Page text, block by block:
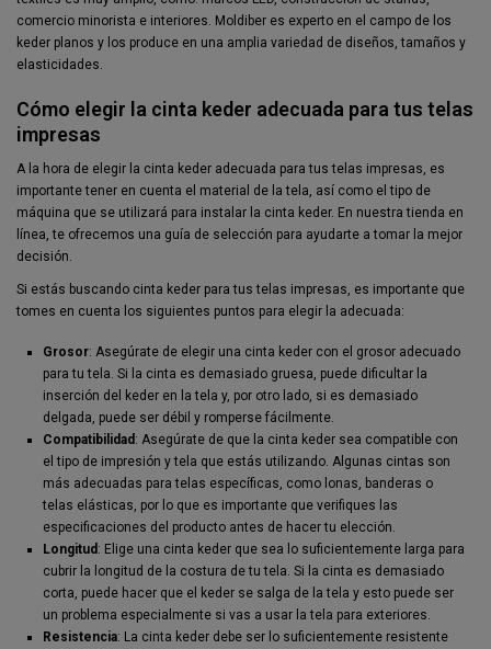
comercio minorista e interiores. Moldiber es experto en el campo de los
keder planos y los produce en una amplia variedad de diseños, tamaños y
elasticidades.
Cómo elegir la cinta keder adecuada para tus telas
impresas
A la hora de elegir la cinta keder adecuada para tus telas impresas, es
importante tener en cuenta el material de la tela, así como el tipo de
máquina que se utilizará para instalar la cinta keder. En nuestra tienda en
línea, te ofrecemos una guía de selección para ayudarte a tomar la mejor
decisión.
Si estás buscando cinta keder para tus telas impresas, es importante que
tomes en cuenta los siguientes puntos para elegir la adecuada:
Grosor: Asegúrate de elegir una cinta keder con el grosor adecuado
para tu tela. Si la cinta es demasiado gruesa, puede dificultar la
inserción del keder en la tela y, por otro lado, si es demasiado
delgada, puede ser débil y romperse fácilmente.
Compatibilidad : Asegúrate de que la cinta keder sea compatible con
el tipo de impresión y tela que estás utilizando. Algunas cintas son
más adecuadas para telas específicas, como lonas, banderas o
telas elásticas, por lo que es importante que verifiques las
especificaciones del producto antes de hacer tu elección.
Longitud : Elige una cinta keder que sea lo suficientemente larga para
cubrir la longitud de la costura de tu tela. Si la cinta es demasiado
corta, puede hacer que el keder se salga de la tela y esto puede ser
un problema especialmente si vas a usar la tela para exteriores.
Resistencia: La cinta keder debe ser lo suficientemente resistente